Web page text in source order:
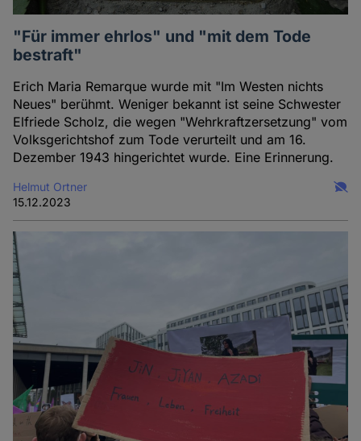
"Für immer ehrlos" und "mit dem Tode
bestraft"
Erich Maria Remarque wurde mit "Im Westen nichts
Neues" berühmt. Weniger bekannt ist seine Schwester
Elfriede Scholz, die wegen "Wehrkraftzersetzung" vom
Volksgerichtshof zum Tode verurteilt und am 16.
Dezember 1943 hingerichtet wurde. Eine Erinnerung.
Helmut Ortner
15.12.2023